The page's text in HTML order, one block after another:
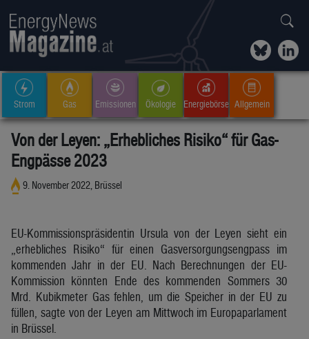
Strom Gas Emissionen Ökologie Energiebörse Allgemein
Von der Leyen: „Erhebliches Risiko“ für Gas-
Engpässe 2023
9. November 2022, Brüssel
EU-Kommissionspräsidentin Ursula von der Leyen sieht ein
„erhebliches Risiko“ für einen Gasversorgungsengpass im
kommenden Jahr in der EU. Nach Berechnungen der EU-
Kommission könnten Ende des kommenden Sommers 30
Mrd. Kubikmeter Gas fehlen, um die Speicher in der EU zu
füllen, sagte von der Leyen am Mittwoch im Europaparlament
in Brüssel.